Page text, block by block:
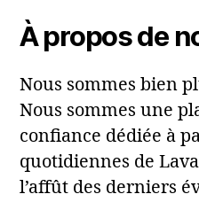
À propos de
Nous sommes bien
Nous sommes une
confiance dédiée à
quotidiennes de
l’affût des derniers